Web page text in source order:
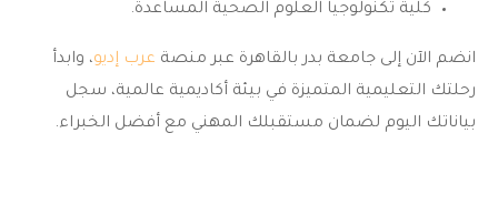
كلية تكنولوجيا العلوم الصحية المساعدة.
انضم الآن إلى جامعة بدر بالقاهرة عبر منصة عرب إديو، وابدأ
رحلتك التعليمية المتميزة في بيئة أكاديمية عالمية، سجل
بياناتك اليوم لضمان مستقبلك المهني مع أفضل الخبراء.